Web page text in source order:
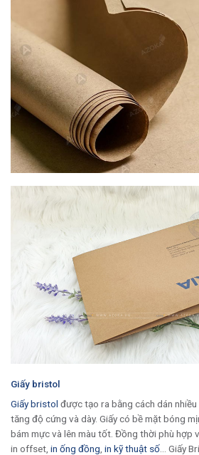
Giấy bristol
Giấy bristol được tạo ra bằng cách dán
tăng độ cứng và dày. Giấy có bề mặt bóng
bám mực và lên màu tốt. Đồng thời phù hợp
in offset, in ống đồng in kỹ thuật số … Giấy